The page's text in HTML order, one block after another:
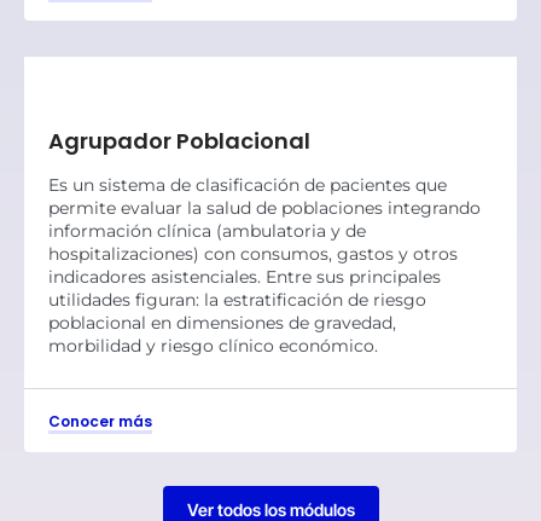
Agrupador Poblacional
Es un sistema de clasificación de pacientes que
permite evaluar la salud de poblaciones integrando
información clínica (ambulatoria y de
hospitalizaciones) con consumos, gastos y otros
indicadores asistenciales. Entre sus principales
utilidades figuran: la estratificación de riesgo
poblacional en dimensiones de gravedad,
morbilidad y riesgo clínico económico.
Conocer más
Ver todos los módulos